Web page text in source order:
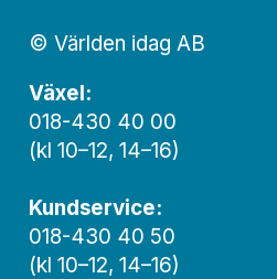
© Världen idag AB
Växel:
018-430 40 00
(kl 10–12, 14–16)
Kundservice:
018-430 40 50
(kl 10–12, 14–16)